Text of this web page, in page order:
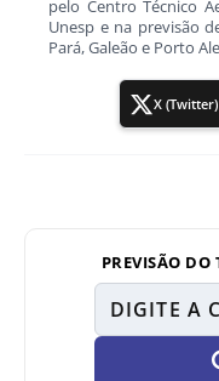
pelo Centro Técnico
Unesp e na previsão
Pará, Galeão e Porto
X (Twitter)
PREVISÃO